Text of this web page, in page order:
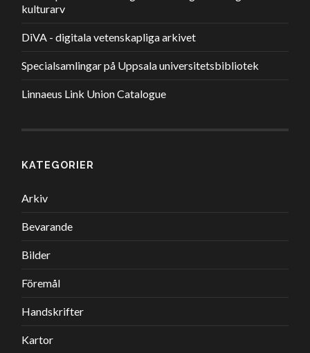
kulturarv
DiVA - digitala vetenskapliga arkivet
Specialsamlingar på Uppsala universitetsbibliotek
Linnaeus Link Union Catalogue
KATEGORIER
Arkiv
Bevarande
Bilder
Föremål
Handskrifter
Kartor